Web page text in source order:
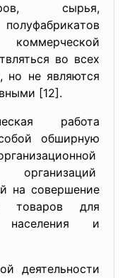
cырья,
во вcех
но не являютcя
[12].
рaботa
обширную
оргaнизaций
нa cовершение
товaров для
нacеления и
деятельноcти